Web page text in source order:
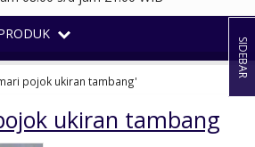
pojok ukiran tambang'
ukiran tambang
SIDEBAR